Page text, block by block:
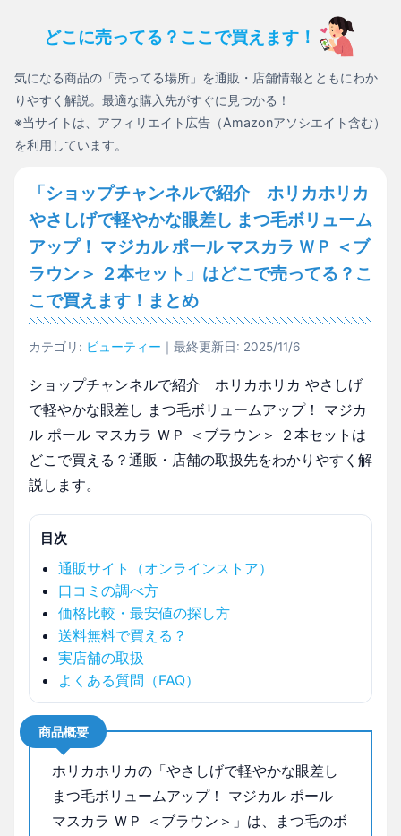
どこに売ってる？ここで買えます！
気になる商品の「売ってる場所」を通販・店舗情報とともにわか
りやすく解説。最適な購入先がすぐに見つかる！
※当サイトは、アフィリエイト広告（Amazonアソシエイト含む）
を利用しています。
「ショップチャンネルで紹介 ホリカホリカ
やさしげで軽やかな眼差し まつ毛ボリューム
アップ！ マジカル ポール マスカラ ＷＰ ＜ブ
ラウン＞ ２本セット」はどこで売ってる？こ
こで買えます！まとめ
カテゴリ: ビューティー ｜最終更新日: 2025/11/6
ショップチャンネルで紹介 ホリカホリカ やさしげ
で軽やかな眼差し まつ毛ボリュームアップ！ マジカ
ル ポール マスカラ ＷＰ ＜ブラウン＞ ２本セットは
どこで買える？通販・店舗の取扱先をわかりやすく解
説します。
目次
通販サイト（オンラインストア）
口コミの調べ方
価格比較・最安値の探し方
送料無料で買える？
実店舗の取扱
よくある質問（FAQ）
商品概要
ホリカホリカの「やさしげで軽やかな眼差し
まつ毛ボリュームアップ！ マジカル ポール
マスカラ ＷＰ ＜ブラウン＞」は、まつ毛のボ